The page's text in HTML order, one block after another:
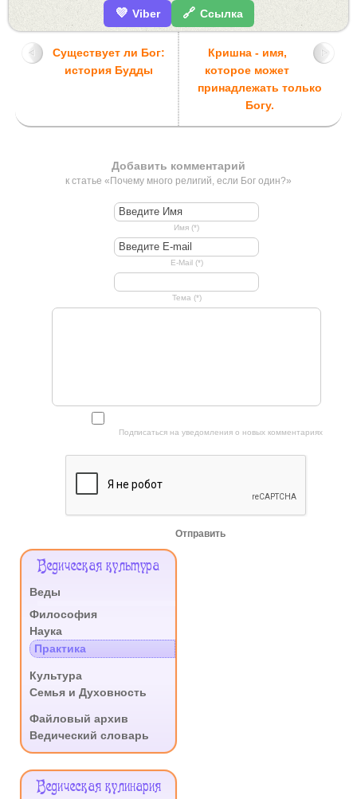
💜 Viber 🔗 Ссылка
Существует ли Бог:
история Будды
Кришна - имя,
которое может
принадлежать только
Богу.
Добавить комментарий
к статье «Почему много религий, если Бог один?»
Имя (*)
E-Mail (*)
Тема (*)
Подписаться на уведомления о новых комментариях
Отправить
Меню
Ведическая культура
Веды
Философия
Наука
Практика
Культура
Семья и Духовность
Файловый архив
Ведический словарь
Ведическая кулинария